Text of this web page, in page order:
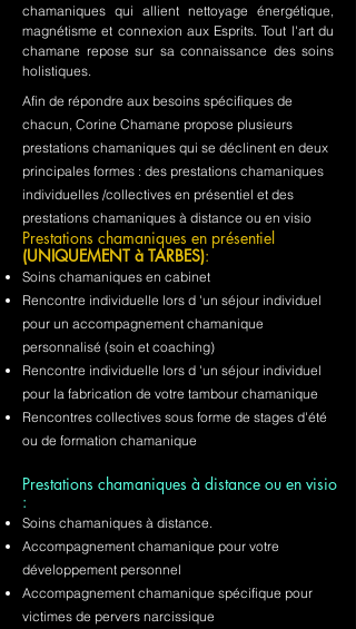
chamaniques qui allient nettoyage énergétique,
magnétisme et connexion aux Esprits. Tout l'art du
chamane repose sur sa connaissance des soins
holistiques.
Afin de répondre aux besoins spécifiques de
chacun, Corine Chamane propose plusieurs
prestations chamaniques qui se déclinent en deux
principales formes : des prestations chamaniques
individuelles /collectives en présentiel et des
prestations chamaniques à distance ou en visio
Prestations chamaniques en présentiel
(UNIQUEMENT à TARBES):
Soins chamaniques en cabinet
Rencontre individuelle lors d 'un séjour individuel
pour un accompagnement chamanique
personnalisé (soin et coaching)
Rencontre individuelle lors d 'un séjour individuel
pour la fabrication de votre tambour chamanique
Rencontres collectives sous forme de stages d'été
ou de formation chamanique
Prestations chamaniques à distance ou en visio
:
Soins chamaniques à distance.
Accompagnement chamanique pour votre
développement personnel
Accompagnement chamanique spécifique pour
victimes de pervers narcissique